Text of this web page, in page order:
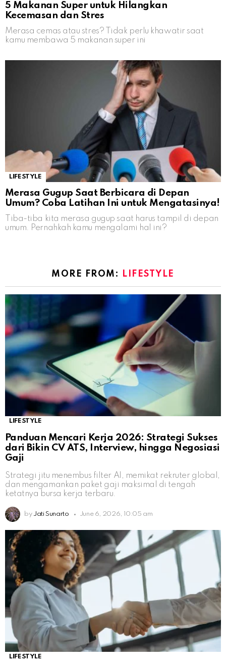
5 Makanan Super untuk Hilangkan
Kecemasan dan Stres
Merasa cemas atau stres? Tidak perlu khawatir saat
kamu membawa 5 makanan super ini
LIFESTYLE
Merasa Gugup Saat Berbicara di Depan
Umum? Coba Latihan Ini untuk Mengatasinya!
Tiba-tiba kita merasa gugup saat harus tampil di depan
umum. Pernahkah kamu mengalami hal ini?
MORE FROM: LIFESTYLE
LIFESTYLE
Panduan Mencari Kerja 2026: Strategi Sukses
dari Bikin CV ATS, Interview, hingga Negosiasi
Gaji
Strategi jitu menembus filter AI, memikat rekruter global,
dan mengamankan paket gaji maksimal di tengah
ketatnya bursa kerja terbaru.
by Jati Sunarto June 6, 2026, 10:05 am
LIFESTYLE